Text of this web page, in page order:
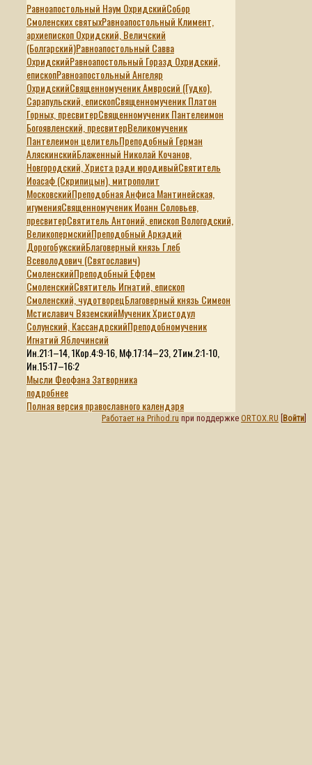
Равноапостольный Наум ОхридскийСобор
Смоленских святыхРавноапостольный Климент,
архиепископ Охридский, Величский
(Болгарский)Равноапостольный Савва
ОхридскийРавноапостольный Горазд Охридский,
епископРавноапостольный Ангеляр
ОхридскийСвященномученик Амвросий (Гудко),
Сарапульский, епископСвященномученик Платон
Горных, пресвитерСвященномученик Пантелеимон
Богоявленский, пресвитерВеликомученик
Пантелеимон целительПреподобный Герман
АляскинскийБлаженный Николай Кочанов,
Новгородский, Христа ради юродивыйСвятитель
Иоасаф (Скрипицын), митрополит
МосковскийПреподобная Анфиса Мантинейская,
игуменияСвященномученик Иоанн Соловьев,
пресвитерСвятитель Антоний, епископ Вологодский,
ВеликопермскийПреподобный Аркадий
ДорогобужскийБлаговерный князь Глеб
Всеволодович (Святославич)
СмоленскийПреподобный Ефрем
СмоленскийСвятитель Игнатий, епископ
Смоленский, чудотворецБлаговерный князь Симеон
Мстиславич ВяземскийМученик Христодул
Солунский, КассандрскийПреподобномученик
Игнатий Яблочинсий
Ин.21:1–14, 1Кор.4:9-16, Мф.17:14–23, 2Тим.2:1-10,
Ин.15:17–16:2
Мысли Феофана Затворника
подробнее
Полная версия православного календаря
Работает на Prihod.ru при поддержке ORTOX.RU Войти